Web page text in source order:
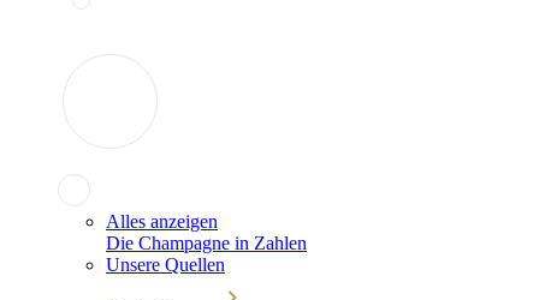
Alles anzeigen
Die Champagne in Zahlen
Unsere Quellen